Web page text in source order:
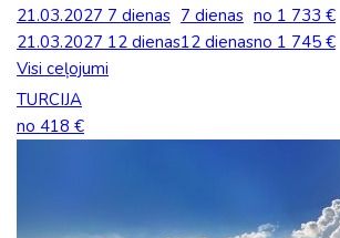
21.03.2027 7 dienas 7 dienas no 1 733 €
21.03.2027 12 dienas12 dienasno 1 745 €
Visi ceļojumi
TURCIJA
no 418 €